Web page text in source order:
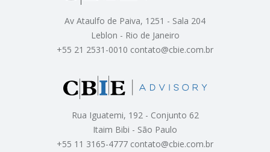
Av Ataulfo de Paiva, 1251 - Sala 204
Leblon - Rio de Janeiro
+55 21 2531-0010 contato@cbie.com.br
Rua Iguatemi, 192 - Conjunto 62
Itaim Bibi - São Paulo
+55 11 3165-4777 contato@cbie.com.br